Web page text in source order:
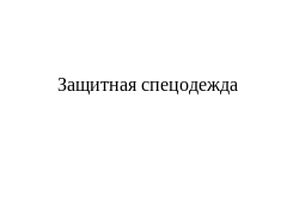
Защитная спецодежда